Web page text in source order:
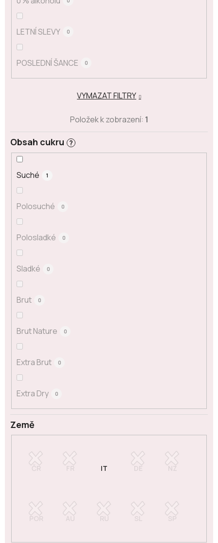
LETNÍ SLEVY 0
POSLEDNÍ ŠANCE 0
Země
Obsah cukru ?
Suché 1
Polosuché 0
Polosladké 0
Sladké 0
Brut 0
Brut Nature 0
Extra Brut 0
Extra Dry 0
VYMAZAT FILTRY
Položek k zobrazení: 1